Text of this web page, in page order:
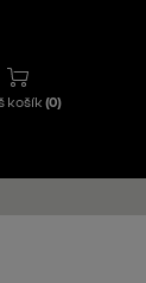
košík(0)